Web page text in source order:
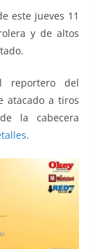
este jueves 11
y de altos
reportero del
atacado a tiros
la cabecera
.